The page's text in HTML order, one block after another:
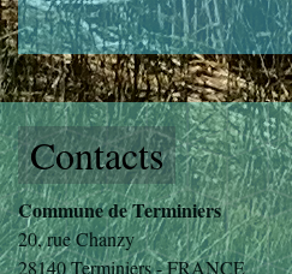
Contacts
Commune de Terminiers
20, rue Chanzy
28140 Terminiers - FRANCE